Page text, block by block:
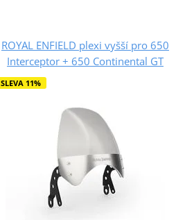
ROYAL ENFIELD plexi vyšší pro 650
Interceptor + 650 Continental GT
SLEVA 11%